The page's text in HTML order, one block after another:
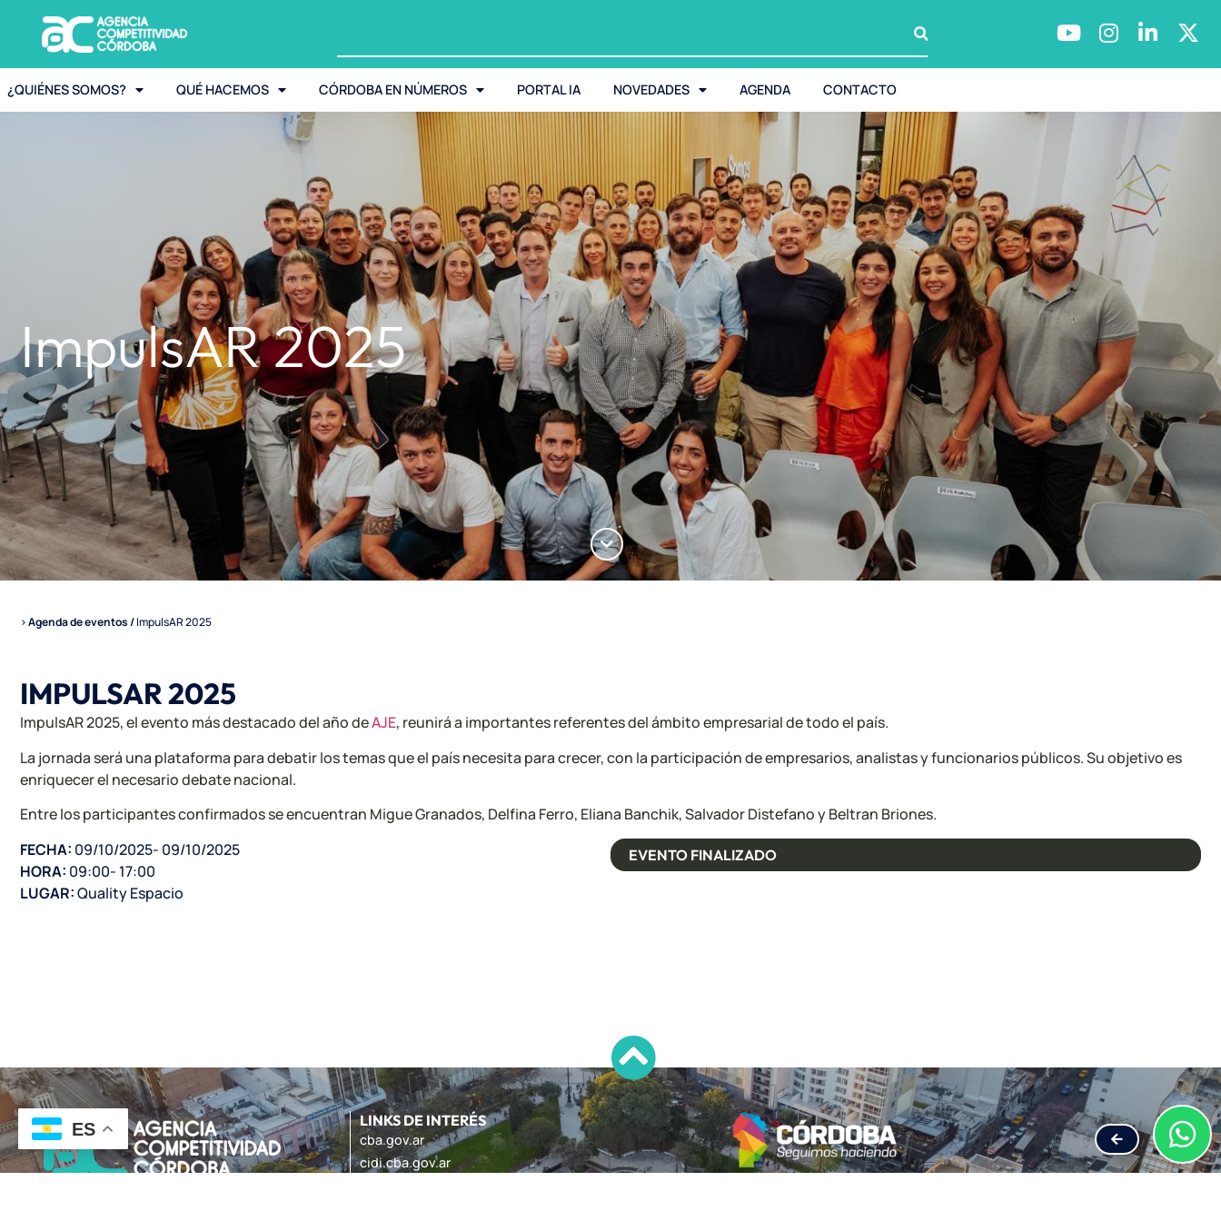
¿QUIÉNES SOMOS? QUÉ HACEMOS CÓRDOBA EN NÚMEROS PORTAL IA NOVEDADES AGENDA CONTACTO
ImpulsAR 2025
>Agenda de eventos/ImpulsAR 2025
IMPULSAR 2025
ImpulsAR 2025, el evento más destacado del año deAJE, reunirá a importantes referentes del ámbito empresarial de todo el país.
La jornada será una plataforma para debatir los temas que el país necesita para crecer, con la participación de empresarios, analistas y funcionarios públicos. Su objetivo es
enriquecer el necesario debate nacional.
Entre los participantes confirmados se encuentran Migue Granados, Delfina Ferro, Eliana Banchik, Salvador Distefano y Beltran Briones.
FECHA: 09/10/2025- 09/10/2025
HORA: 09:00- 17:00
LUGAR:Quality Espacio
EVENTO FINALIZADO
LINKS DE INTERÉS
cba.gov.ar
cidi.cba.gov.ar
ES